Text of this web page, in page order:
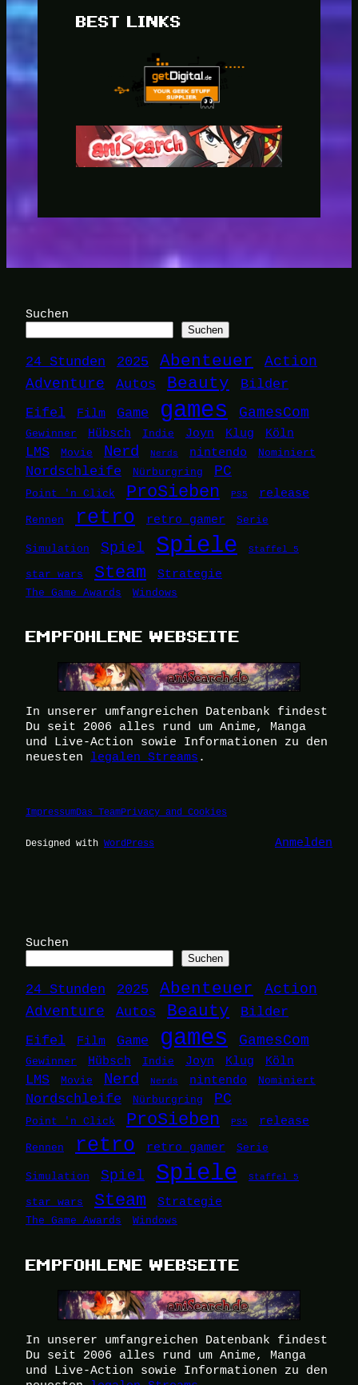
BEST LINKS
Suchen
Suchen
24 Stunden 2025 Abenteuer
Action
Adventure
Autos Beauty
Bilder
Eifel
Film Game games GamesCom
Gewinner Hübsch Indie Joyn Klug Köln
LMS Movie Nerd Nerds nintendo Nominiert
Nordschleife Nürburgring PC
Point 'n Click ProSieben PS5 release
Rennen retro retro gamer Serie
Simulation Spiel Spiele Staffel 5
star wars Steam Strategie
The Game Awards Windows
EMPFOHLENE WEBSEITE
In unserer umfangreichen Datenbank findest
Du seit 2006 alles rund um Anime, Manga
und Live-Action sowie Informationen zu den
neuesten legalen Streams .
ImpressumDas TeamPrivacy and Cookies
Designed with WordPress Anmelden
Suchen
Suchen
24 Stunden 2025 Abenteuer
Action
Adventure
Autos Beauty
Bilder
Eifel
Film Game games GamesCom
Gewinner Hübsch Indie Joyn Klug Köln
LMS Movie Nerd Nerds nintendo Nominiert
Nordschleife Nürburgring PC
Point 'n Click ProSieben PS5 release
Rennen retro retro gamer Serie
Simulation Spiel Spiele Staffel 5
star wars Steam Strategie
The Game Awards Windows
EMPFOHLENE WEBSEITE
In unserer umfangreichen Datenbank findest
Du seit 2006 alles rund um Anime, Manga
und Live-Action sowie Informationen zu den